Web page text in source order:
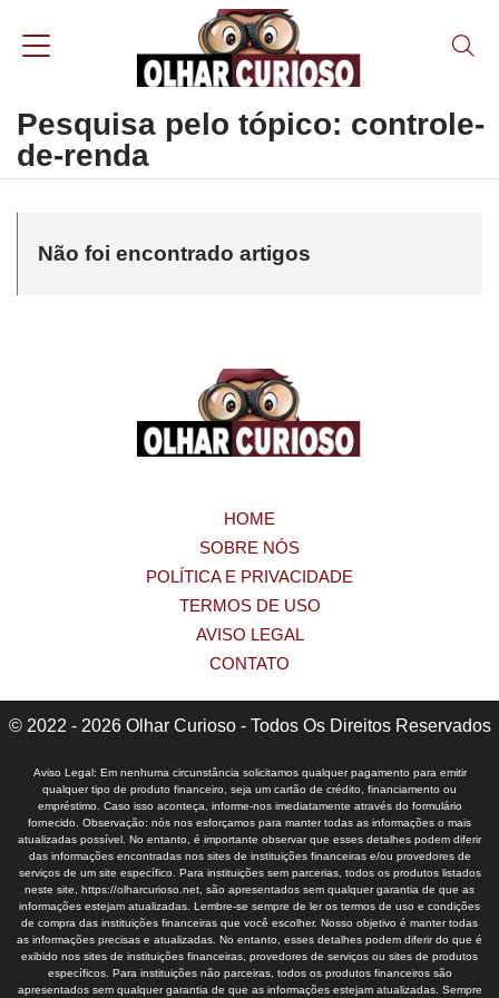
Pesquisa pelo tópico: controle-
de-renda
Não foi encontrado artigos
HOME
SOBRE NÓS
POLÍTICA E PRIVACIDADE
TERMOS DE USO
AVISO LEGAL
CONTATO
© 2022 - 2026 Olhar Curioso - Todos Os Direitos Reservados
Aviso Legal: Em nenhuma circunstância solicitamos qualquer pagamento para emitir
qualquer tipo de produto financeiro, seja um cartão de crédito, financiamento ou
empréstimo. Caso isso aconteça, informe-nos imediatamente através do formulário
fornecido. Observação: nós nos esforçamos para manter todas as informações o mais
atualizadas possível. No entanto, é importante observar que esses detalhes podem diferir
das informações encontradas nos sites de instituições financeiras e/ou provedores de
serviços de um site específico. Para instituições sem parcerias, todos os produtos listados
neste site, https://olharcurioso.net, são apresentados sem qualquer garantia de que as
informações estejam atualizadas. Lembre-se sempre de ler os termos de uso e condições
de compra das instituições financeiras que você escolher. Nosso objetivo é manter todas
as informações precisas e atualizadas. No entanto, esses detalhes podem diferir do que é
exibido nos sites de instituições financeiras, provedores de serviços ou sites de produtos
específicos. Para instituições não parceiras, todos os produtos financeiros são
apresentados sem qualquer garantia de que as informações estejam atualizadas. Sempre